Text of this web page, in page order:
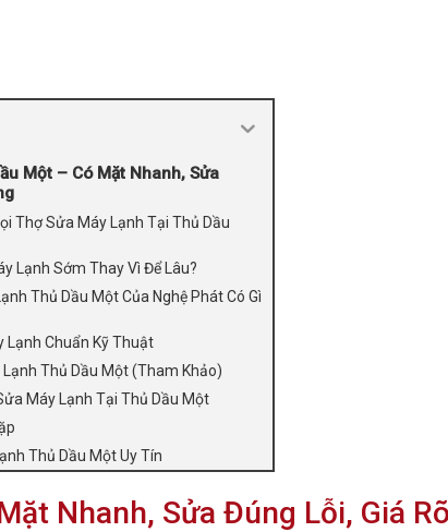
Một – Có Mặt Nhanh, Sửa
Thợ Sửa Máy Lạnh Tại Thủ Dầu
Lạnh Sớm Thay Vì Để Lâu?
Thủ Dầu Một Của Nghệ Phát Có Gì
Lạnh Chuẩn Kỹ Thuật
Lạnh Thủ Dầu Một (Tham Khảo)
Máy Lạnh Tại Thủ Dầu Một
Thủ Dầu Một Uy Tín
Nhanh, Sửa Đúng Lỗi, Giá Rõ